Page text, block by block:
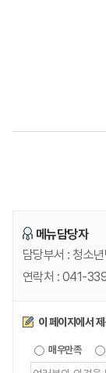
메뉴담당자
담당부서 :청소년
연락처 : 041-
만족도조사
이 페이지에서
매우만족